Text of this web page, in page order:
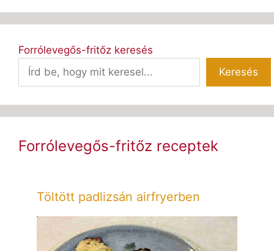
Forrólevegős-fritőz keresés
Keresés
Forrólevegős-fritőz receptek
Töltött padlizsán airfryerben